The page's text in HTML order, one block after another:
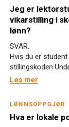
Jeg er
vikarstilling i
lønn?
SVAR:
Hvis du er
stillingskoden
Les mer
LØNNSOPPGJØR
Hva er lokale